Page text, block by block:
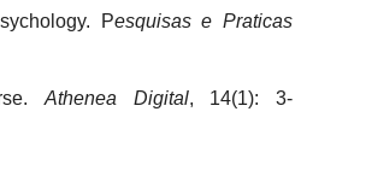
Pesquisas e Praticas
Athenea Digital, 14(1): 3-